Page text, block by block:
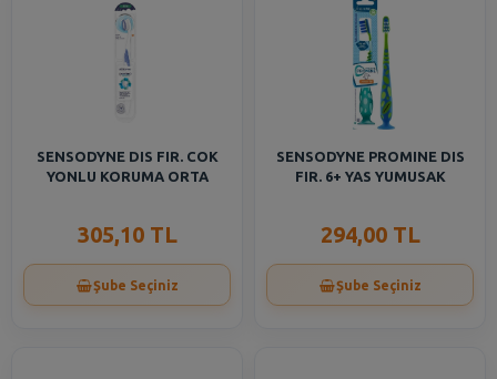
SENSODYNE DIS FIR. COK
YONLU KORUMA ORTA
305,10 TL
Şube Seçiniz
SENSODYNE PROMINE DIS
FIR. 6+ YAS YUMUSAK
294,00 TL
Şube Seçiniz